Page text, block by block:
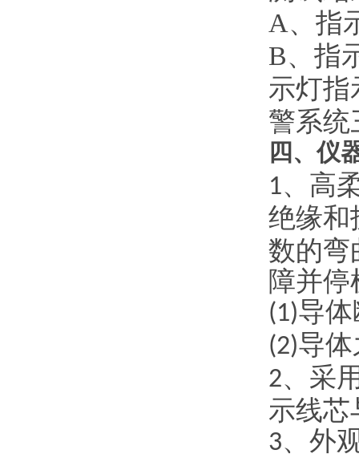
A、指
B、指
示灯指
警系统
四、仪
1、高
绝缘和
数的弯
障并停
(1)导
(2)导
2、采
示线芯
3、外